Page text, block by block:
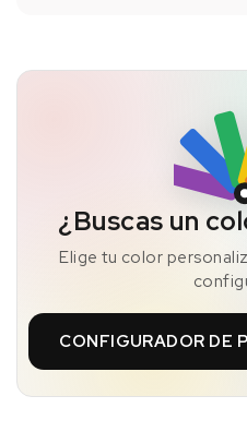
¿Buscas un
Elige tu color
CONFIGURADOR DE